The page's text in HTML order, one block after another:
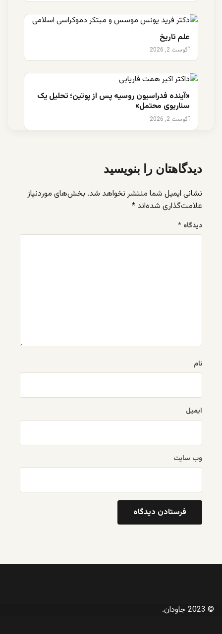
علم تاریخ
آگوست 2, 2026
«آینده فدراسیون روسیه پس از پوتین؛ تحلیل یک
سناریوی محتمل»
آگوست 2, 2026
دیدگاهتان را بنویسید
نشانی ایمیل شما منتشر نخواهد شد. بخش‌های موردنیاز
علامت‌گذاری شده‌اند *
دیدگاه *
نام
ایمیل
وب‌ سایت
© 2023 جاودان.